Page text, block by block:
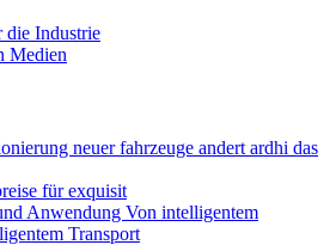
die Industrie
Medien
neuer fahrzeuge andert ardhi das
für exquisit
Anwendung Von intelligentem
Transport